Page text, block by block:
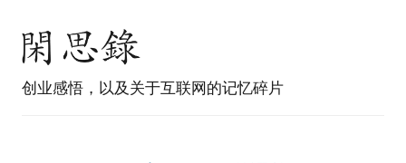
创业感悟，以及关于互联网的记忆碎片